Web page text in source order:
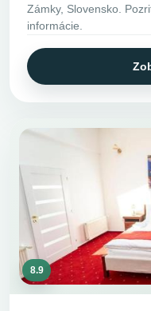
Zámky, Slovensko.
informácie.
8.9